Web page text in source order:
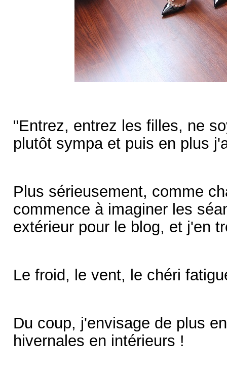
"Entrez, entrez les filles, ne
plutôt sympa et puis en plus
Plus sérieusement, comme
commence à imaginer les
extérieur pour le blog, et j'en
Le froid, le vent, le chéri
Du coup, j'envisage de plus
hivernales en intérieurs !